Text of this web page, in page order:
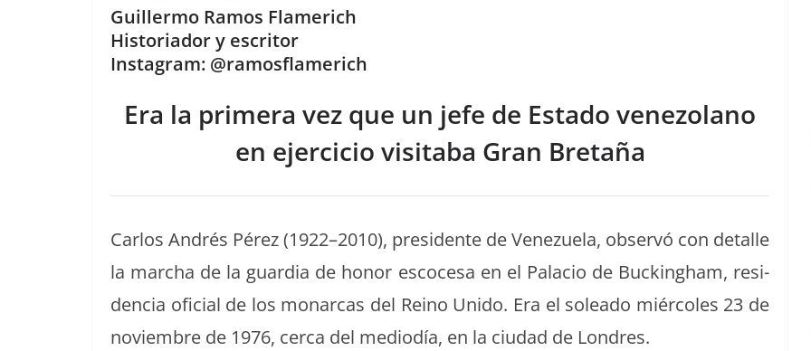
c
e
o
re
a
s
m
p
tir
Guillermo Ramos Flamerich
Historiador y escritor
Instagram: @ramosflamerich
Era la primera vez que un jefe de Estado venezolano
en ejercicio visitaba Gran Bretaña
Car­los Andrés Pérez (1922–2010), pres­i­dente de Venezuela, observó con detalle
la mar­cha de la guardia de hon­or escoce­sa en el Pala­cio de Buck­ing­ham, res­i­
den­cia ofi­cial de los monar­cas del Reino Unido. Era el solea­do miér­coles 23 de
noviem­bre de 1976, cer­ca del mediodía, en la ciu­dad de Londres.